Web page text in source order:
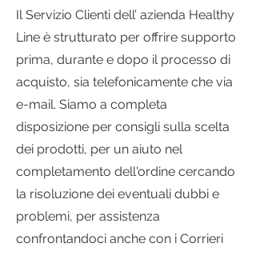
Il Servizio Clienti dell’ azienda Healthy
Line è strutturato per offrire supporto
prima, durante e dopo il processo di
acquisto, sia telefonicamente che via
e-mail. Siamo a completa
disposizione per consigli sulla scelta
dei prodotti, per un aiuto nel
completamento dell'ordine cercando
la risoluzione dei eventuali dubbi e
problemi, per assistenza
confrontandoci anche con i Corrieri